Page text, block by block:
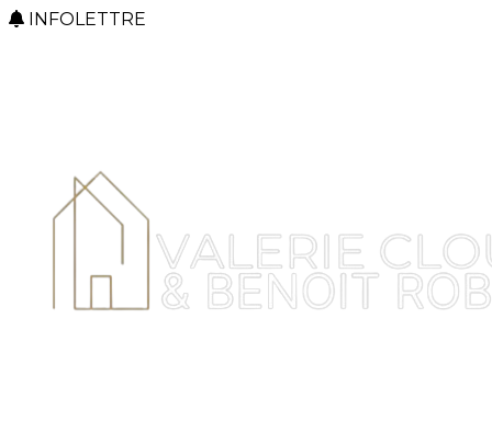
INFOLETTRE